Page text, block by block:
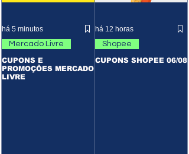
CUPONS E
PROMOÇÕES MERCADO
LIVRE
Mercado Livre
há 5 minutos
CUPONS SHOPEE 06/08
Shopee
há 12 horas